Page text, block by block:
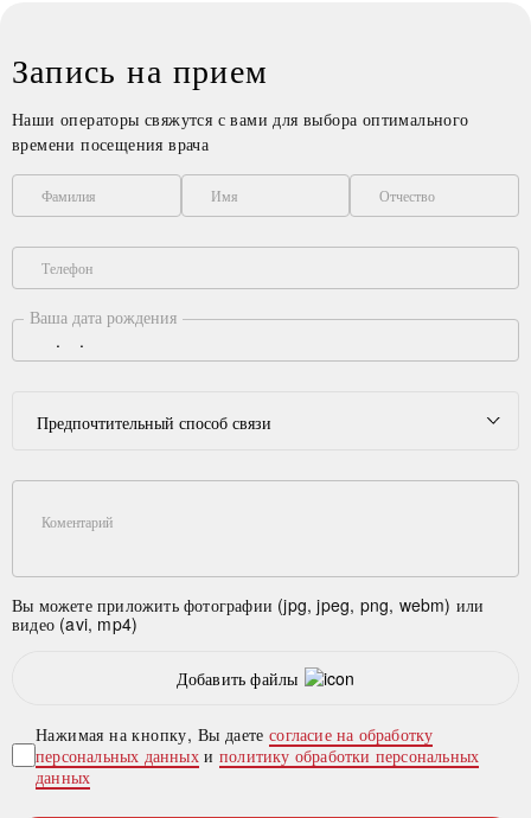
Запись на прием
Наши операторы свяжутся с вами для выбора оптимального
времени посещения врача
Фамилия Имя Отчество
Телефон
Ваша дата рождения
Предпочтительный способ связи
Коментарий
Вы можете приложить фотографии (jpg, jpeg, png, webm) или
видео (avi, mp4)
Добавить файлы
Нажимая на кнопку, Вы даетесогласие на обработку
персональных данныхиполитику обработки персональных
данных